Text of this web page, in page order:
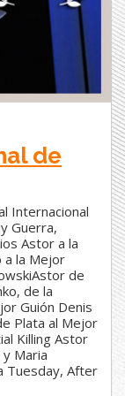
de
Internacional
Guerra,
Astor a la
a la Mejor
de
de la
Guión Denis
Plata al Mejor
Killing Astor
Maria
Tuesday, After